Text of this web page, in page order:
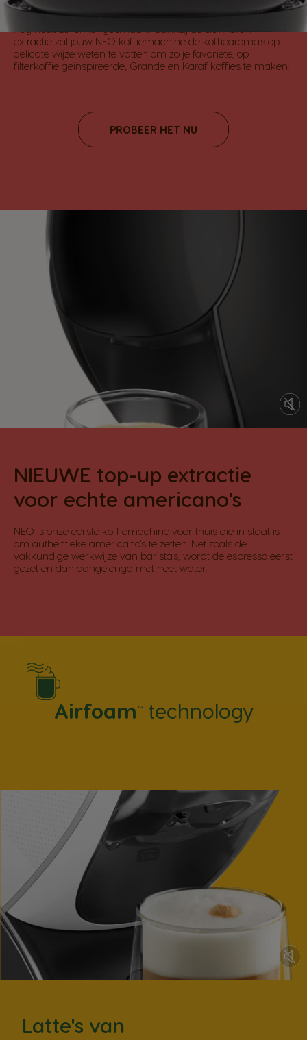
Je favoriete, op filterkoffie geïnspireerde dranken hebben
nog nooit zo lekker gesmaakt! Dankzij de slow-brew
extractie zal jouw NEO koffiemachine de koffiearoma's op
delicate wijze weten te vatten om zo je favoriete, op
filterkoffie geïnspireerde, Grande en Karaf koffies te maken.
PROBEER HET NU
NIEUWE top-up extractie
voor echte americano's
NEO is onze eerste koffiemachine voor thuis die in staat is
om authentieke americano's te zetten. Net zoals de
vakkundige werkwijze van barista's, wordt de espresso eerst
gezet en dan aangelengd met heet water.
Airfoam™technology
Latte's van